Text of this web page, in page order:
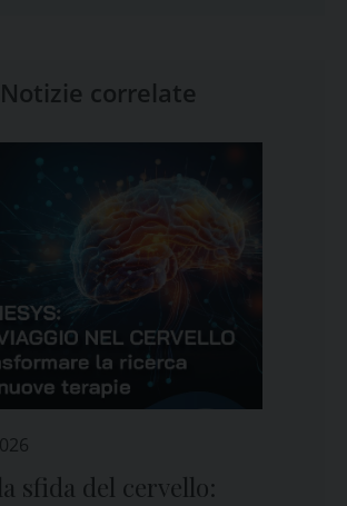
Notizie correlate
sfida del cervello: